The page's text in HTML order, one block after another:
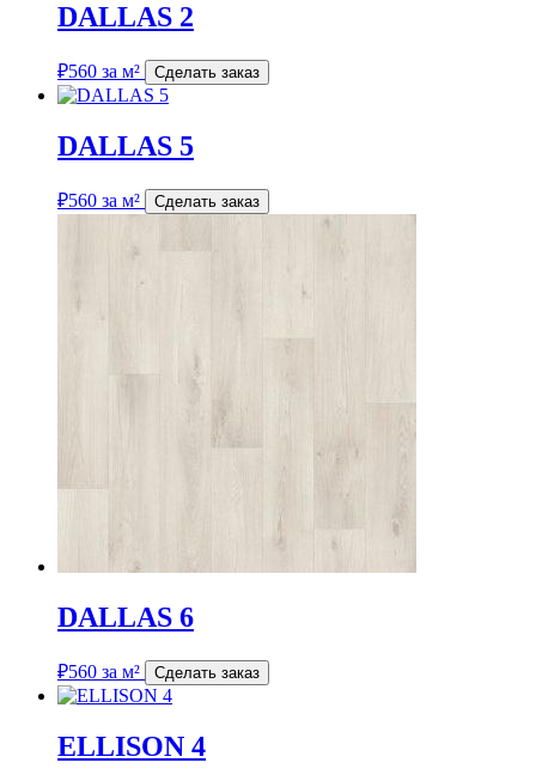
DALLAS 2
₽560 за м² Сделать заказ
DALLAS 5
₽560 за м² Сделать заказ
DALLAS 6
₽560 за м² Сделать заказ
ELLISON 4